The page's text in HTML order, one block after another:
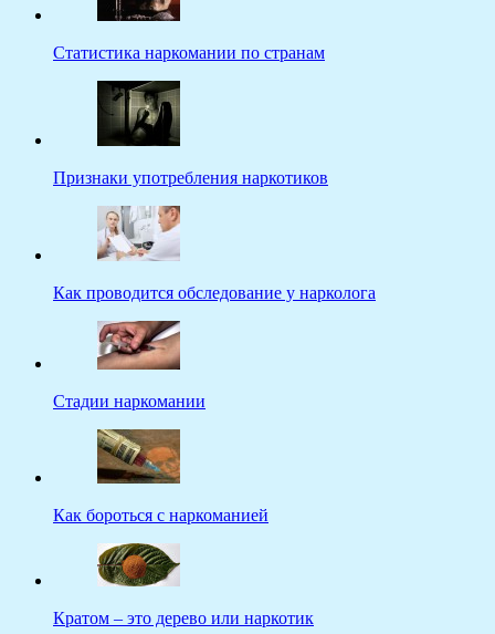
Статистика наркомании по странам
Признаки употребления наркотиков
Как проводится обследование у нарколога
Стадии наркомании
Как бороться с наркоманией
Кратом – это дерево или наркотик